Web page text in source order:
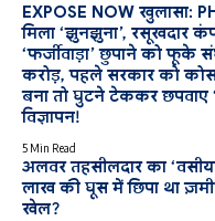
EXPOSE NOW खुलासा:
मिला ‘झुनझुना’, रसूखदार
‘फर्जीवाड़ा’ छुपाने को फूके
करोड़, पहले सरकार को
बना तो घुटने टेककर छपवाए
विज्ञापन!
5 Min Read
अलवर तहसीलदार का
लाख की घूस में छिपा था
खेल?